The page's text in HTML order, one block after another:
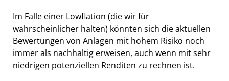
Im Falle einer Lowflation (die wir für
wahrscheinlicher halten) könnten sich die aktuellen
Bewertungen von Anlagen mit hohem Risiko noch
immer als nachhaltig erweisen, auch wenn mit sehr
niedrigen potenziellen Renditen zu rechnen ist.